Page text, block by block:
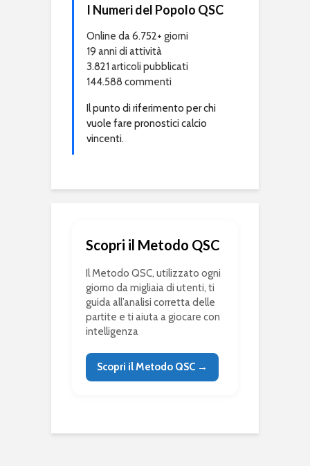
I Numeri del Popolo QSC
Online da 6.752+ giorni
19 anni di attività
3.821 articoli pubblicati
144.588 commenti
Il punto di riferimento per chi
vuole fare pronostici calcio
vincenti.
Scopri il Metodo QSC
Il Metodo QSC, utilizzato ogni
giorno da migliaia di utenti, ti
guida all’analisi corretta delle
partite e ti aiuta a giocare con
intelligenza
Scopri il Metodo QSC →